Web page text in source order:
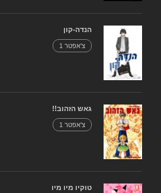
הנדה-קון
צ'אפטר 1
גאש הזהוב!!
צ'אפטר 1
טוקיו מיו מיו